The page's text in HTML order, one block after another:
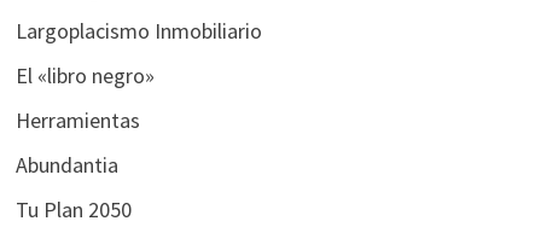
Largoplacismo Inmobiliario
El «libro negro»
Herramientas
Abundantia
Tu Plan 2050
se usa la web.
Experiencia
Para que
funcione lo
mejor posible